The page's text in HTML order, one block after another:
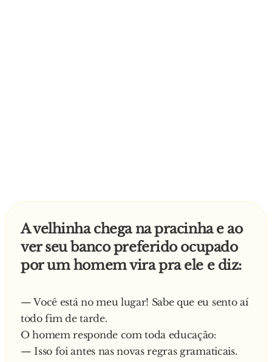
A velhinha chega na pracinha e ao
ver seu banco preferido ocupado
por um homem vira pra ele e diz:
— Você está no meu lugar! Sabe que eu sento aí
todo fim de tarde.
O homem responde com toda educação:
— Isso foi antes nas novas regras gramaticais.